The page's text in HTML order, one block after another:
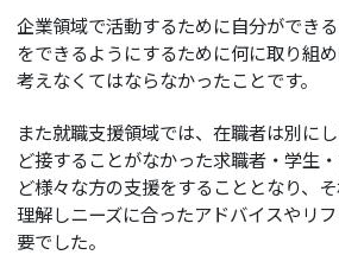
企業領域で活動するために自分ができ
をできるようにするために何に取り組
考えなくてはならなかったことです。
また就職支援領域では、在職者は別に
ど接することがなかった求職者・学生
ど様々な方の支援をすることとなり、
理解しニーズに合ったアドバイスやリ
要でした。